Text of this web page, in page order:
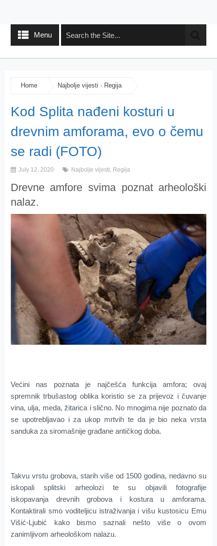
Menu
Home Najbolje vijesti · Regija
Kod Splita nađeni kosturi u
drevnim amforama, evo o čemu
se radi (FOTO)
July 12, 2020 Najbolje vijesti, Regija
Drevne amfore svima poznat arheološki
nalaz.
Većini nas poznata je najčešća funkcija amfora; ovaj
spremnik trbušastog oblika koristio se za prijevoz i čuvanje
vina, ulja, meda, žitarica i slično. No mnogima nije poznato da
se upotrebljavao i za ukop mrtvih te da je bio neka vrsta
sanduka za siromašnije građane antičkog doba.
Takvu vrstu grobova, starih više od 1500 godina, nedavno su
iskopali splitski arheolozi te su objavili fotografije
iskopavanja drevnih grobova i kostura u amforama.
Kontaktirali smo voditeljicu istraživanja i višu kustosicu Emu
Višić-Ljubić kako bismo saznali nešto više o ovom
zanimljivom arheološkom nalazu.